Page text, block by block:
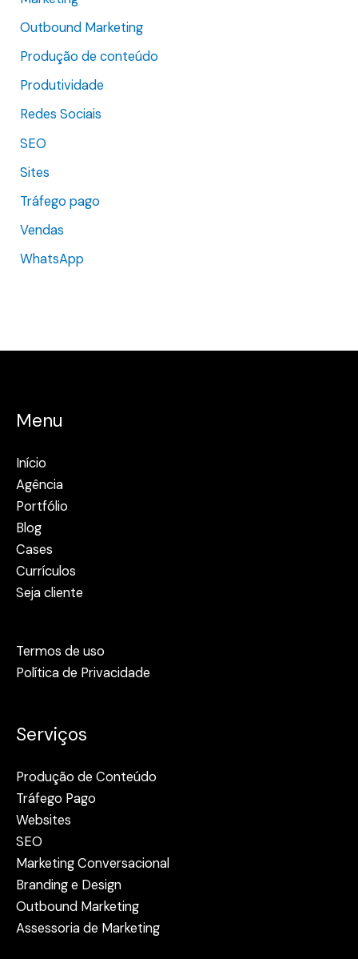
Outbound Marketing
Produção de conteúdo
Produtividade
Redes Sociais
SEO
Sites
Tráfego pago
Vendas
WhatsApp
Menu
Início
Agência
Portfólio
Blog
Cases
Currículos
Seja cliente
Termos de uso
Política de Privacidade
Serviços
Produção de Conteúdo
Tráfego Pago
Websites
SEO
Marketing Conversacional
Branding e Design
Outbound Marketing
Assessoria de Marketing